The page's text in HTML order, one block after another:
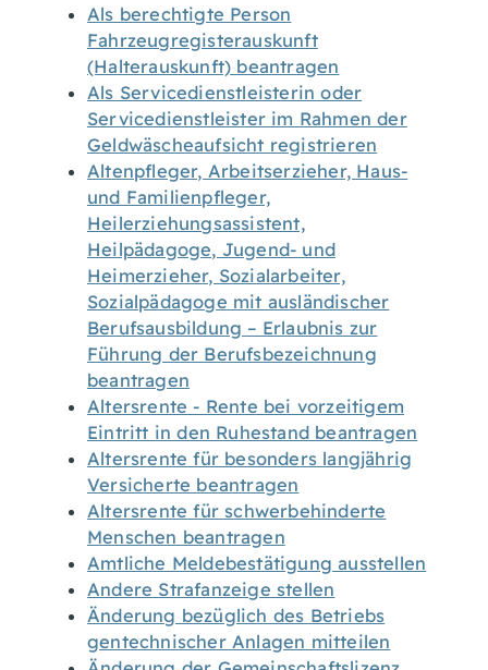
Als berechtigte Person
Fahrzeugregisterauskunft
(Halterauskunft) beantragen
Als Servicedienstleisterin oder
Servicedienstleister im Rahmen der
Geldwäscheaufsicht registrieren
Altenpfleger, Arbeitserzieher, Haus-
und Familienpfleger,
Heilerziehungsassistent,
Heilpädagoge, Jugend- und
Heimerzieher, Sozialarbeiter,
Sozialpädagoge mit ausländischer
Berufsausbildung – Erlaubnis zur
Führung der Berufsbezeichnung
beantragen
Altersrente - Rente bei vorzeitigem
Eintritt in den Ruhestand beantragen
Altersrente für besonders langjährig
Versicherte beantragen
Altersrente für schwerbehinderte
Menschen beantragen
Amtliche Meldebestätigung ausstellen
Andere Strafanzeige stellen
Änderung bezüglich des Betriebs
gentechnischer Anlagen mitteilen